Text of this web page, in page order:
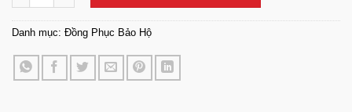
Danh mục: Đồng Phục Bảo Hộ